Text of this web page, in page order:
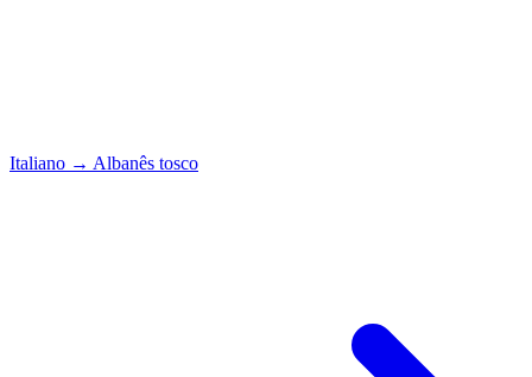
Italiano → Albanês tosco